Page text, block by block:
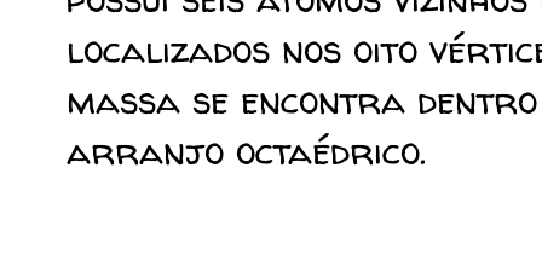
localizados nos oito
massa se encontra
arranjo octaédrico.